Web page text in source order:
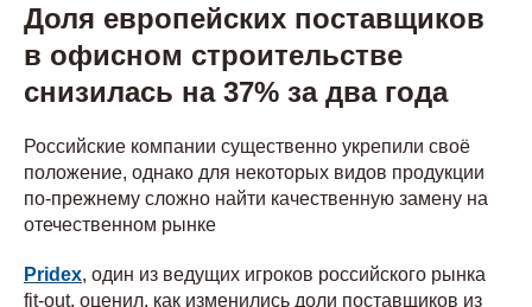
Доля европейских поставщиков
в офисном строительстве
снизилась на 37% за два года
Российские компании существенно укрепили своё
положение, однако для некоторых видов продукции
по-прежнему сложно найти качественную замену на
отечественном рынке
Pridex, один из ведущих игроков российского рынка
fit-out, оценил, как изменились доли поставщиков из